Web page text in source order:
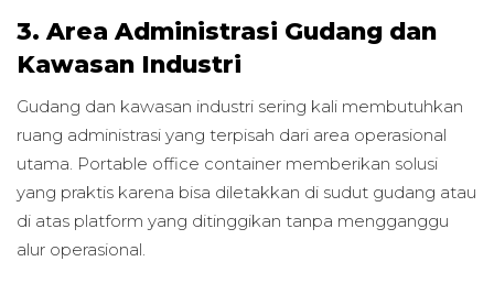
3. Area Administrasi Gudang dan
Kawasan Industri
Gudang dan kawasan industri sering kali membutuhkan
ruang administrasi yang terpisah dari area operasional
utama. Portable office container memberikan solusi
yang praktis karena bisa diletakkan di sudut gudang atau
di atas platform yang ditinggikan tanpa mengganggu
alur operasional.